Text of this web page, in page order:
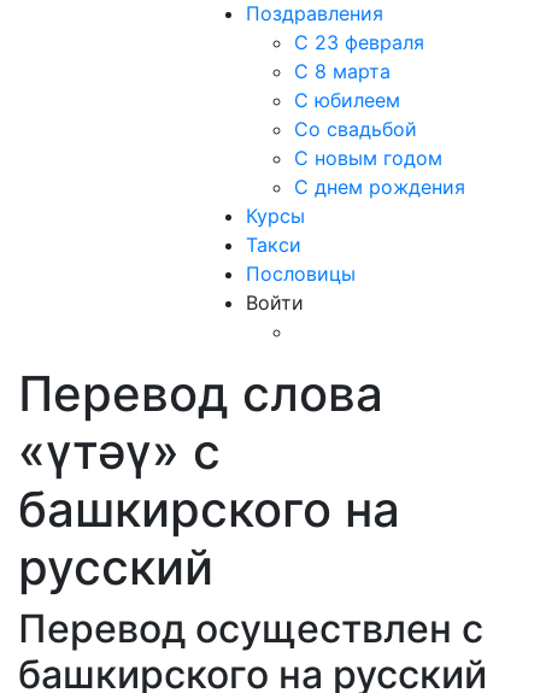
Поздравления
С 23 февраля
С 8 марта
С юбилеем
Со свадьбой
С новым годом
С днем рождения
Курсы
Такси
Пословицы
Войти
Перевод слова
«үтәү» с
башкирского на
русский
Перевод осуществлен с
башкирского на русский